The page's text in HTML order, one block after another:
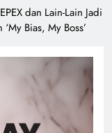
dan Lain-Lain Jadi
Bias, My Boss’